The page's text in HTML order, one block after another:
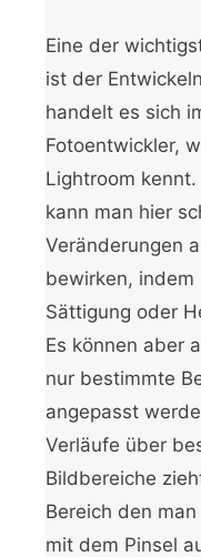
Eine der
ist der
handelt es sich
Fotoentwickler,
Lightroom
kann man hier
Veränderungen
bewirken, indem
Sättigung oder
Es können aber
nur bestimmte
angepasst
Verläufe über
Bildbereiche
Bereich den
mit dem Pinsel